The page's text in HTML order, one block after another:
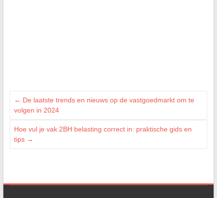
← De laatste trends en nieuws op de vastgoedmarkt om te
volgen in 2024
Hoe vul je vak 2BH belasting correct in: praktische gids en
tips →